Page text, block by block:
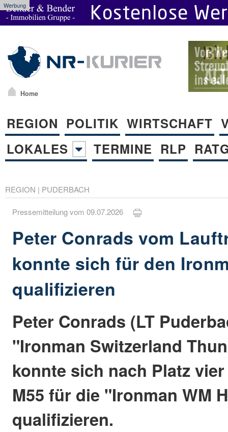
Werbung
Home
REGION POLITIK WIRTSCHAFT
LOKALES
TERMINE RLP
REGION | PUDERBACH
Pressemitteilung vom 09.07.2026
Peter Conrads vom
konnte sich für den
qualifizieren
Peter Conrads (LT
"Ironman Switzerland
konnte sich nach Platz
M55 für die "Ironman WM
qualifizieren.